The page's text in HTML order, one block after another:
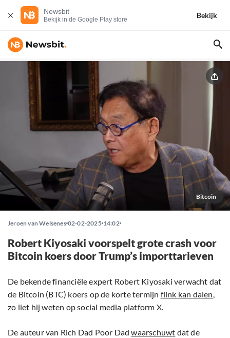
Newsbit
Bekijk in de Google Play store
Bekijk
Bitcoin
Jeroen van Welsenes 02-02-2025 14:02
Robert Kiyosaki voorspelt grote crash voor
Bitcoin koers door Trump’s importtarieven
De bekende financiële expert Robert Kiyosaki verwacht dat
de Bitcoin (BTC) koers op de korte termijn flink kan dalen,
zo liet hij weten op social media platform X.
De auteur van Rich Dad Poor Dadwaarschuwt dat de